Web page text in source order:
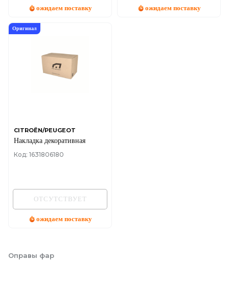
ожидаем поставку ожидаем поставку
Оригинал
CITROËN/PEUGEOT
Накладка декоративная
Код: 1631806180
ОТСУТСТВУЕТ
ожидаем поставку
Оправы фар